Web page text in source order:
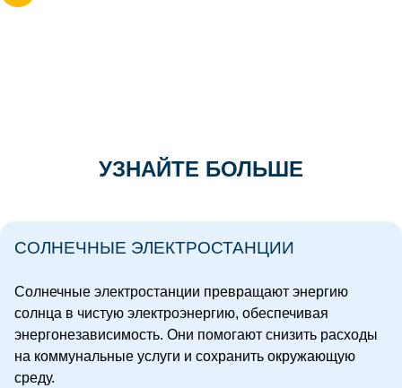
УЗНАЙТЕ БОЛЬШЕ
СОЛНЕЧНЫЕ ЭЛЕКТРОСТАНЦИИ
Солнечные электростанции превращают энергию
солнца в чистую электроэнергию, обеспечивая
энергонезависимость. Они помогают снизить расходы
на коммунальные услуги и сохранить окружающую
среду.